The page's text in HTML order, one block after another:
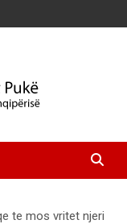
Zyrtare
te mos vritet njeri